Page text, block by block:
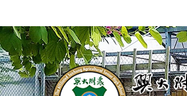
到
主
要
內
容